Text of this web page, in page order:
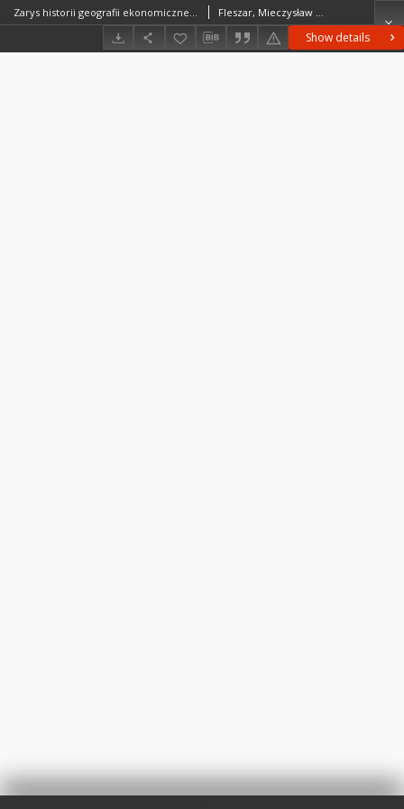
Show details
Zarys historii geografii ekonomicznej w Polsce do 1939 r. = Economic geography in Poland up to 1939 = Ekonomičeskaâ geografiâ v Pol'še do 1939 g Fleszar, Mieczysław (1915–1973)